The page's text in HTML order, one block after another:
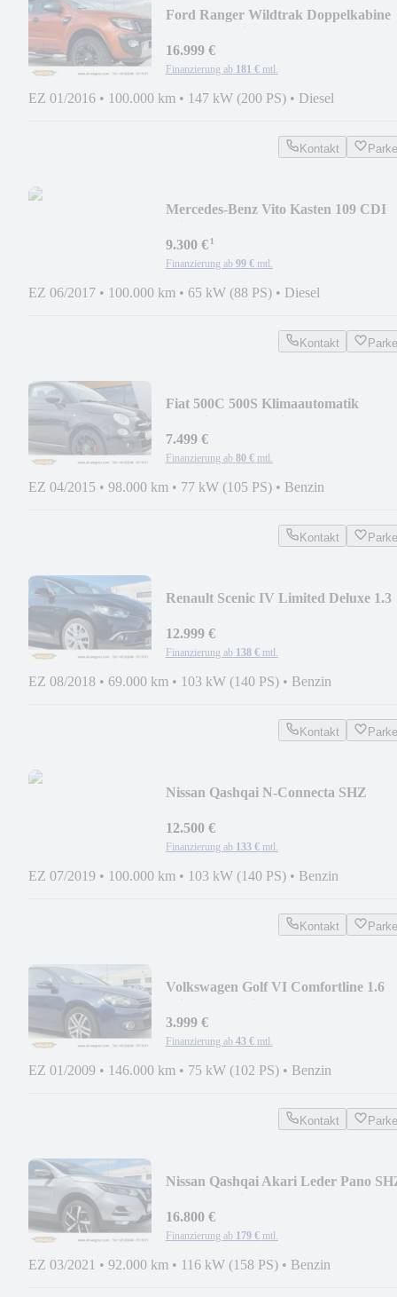
Ford Ranger Wildtrak Doppelkabine
16.999 €
Finanzierung ab 181 € mtl.
EZ 01/2016 • 100.000 km • 147 kW (200 PS) • Diesel
Kontakt
Mercedes-Benz Vito Kasten 109 CDI
9.300 €¹
Finanzierung ab 99 € mtl.
EZ 06/2017 • 100.000 km • 65 kW (88 PS) • Diesel
Kontakt
Fiat 500C 500S Klimaautomatik
7.499 €
Finanzierung ab 80 € mtl.
EZ 04/2015 • 98.000 km • 77 kW (105 PS) • Benzin
Kontakt
Renault Scenic IV Limited Deluxe 1.3
12.999 €
Finanzierung ab 138 € mtl.
EZ 08/2018 • 69.000 km • 103 kW (140 PS) • Benzin
Kontakt
Nissan Qashqai N-Connecta SHZ
12.500 €
Finanzierung ab 133 € mtl.
EZ 07/2019 • 100.000 km • 103 kW (140 PS) • Benzin
Kontakt
Volkswagen Golf VI Comfortline 1.6
3.999 €
Finanzierung ab 43 € mtl.
EZ 01/2009 • 146.000 km • 75 kW (102 PS) • Benzin
Kontakt
Nissan Qashqai Akari Leder Pano
16.800 €
Finanzierung ab 179 € mtl.
EZ 03/2021 • 92.000 km • 116 kW (158 PS) • Benzin